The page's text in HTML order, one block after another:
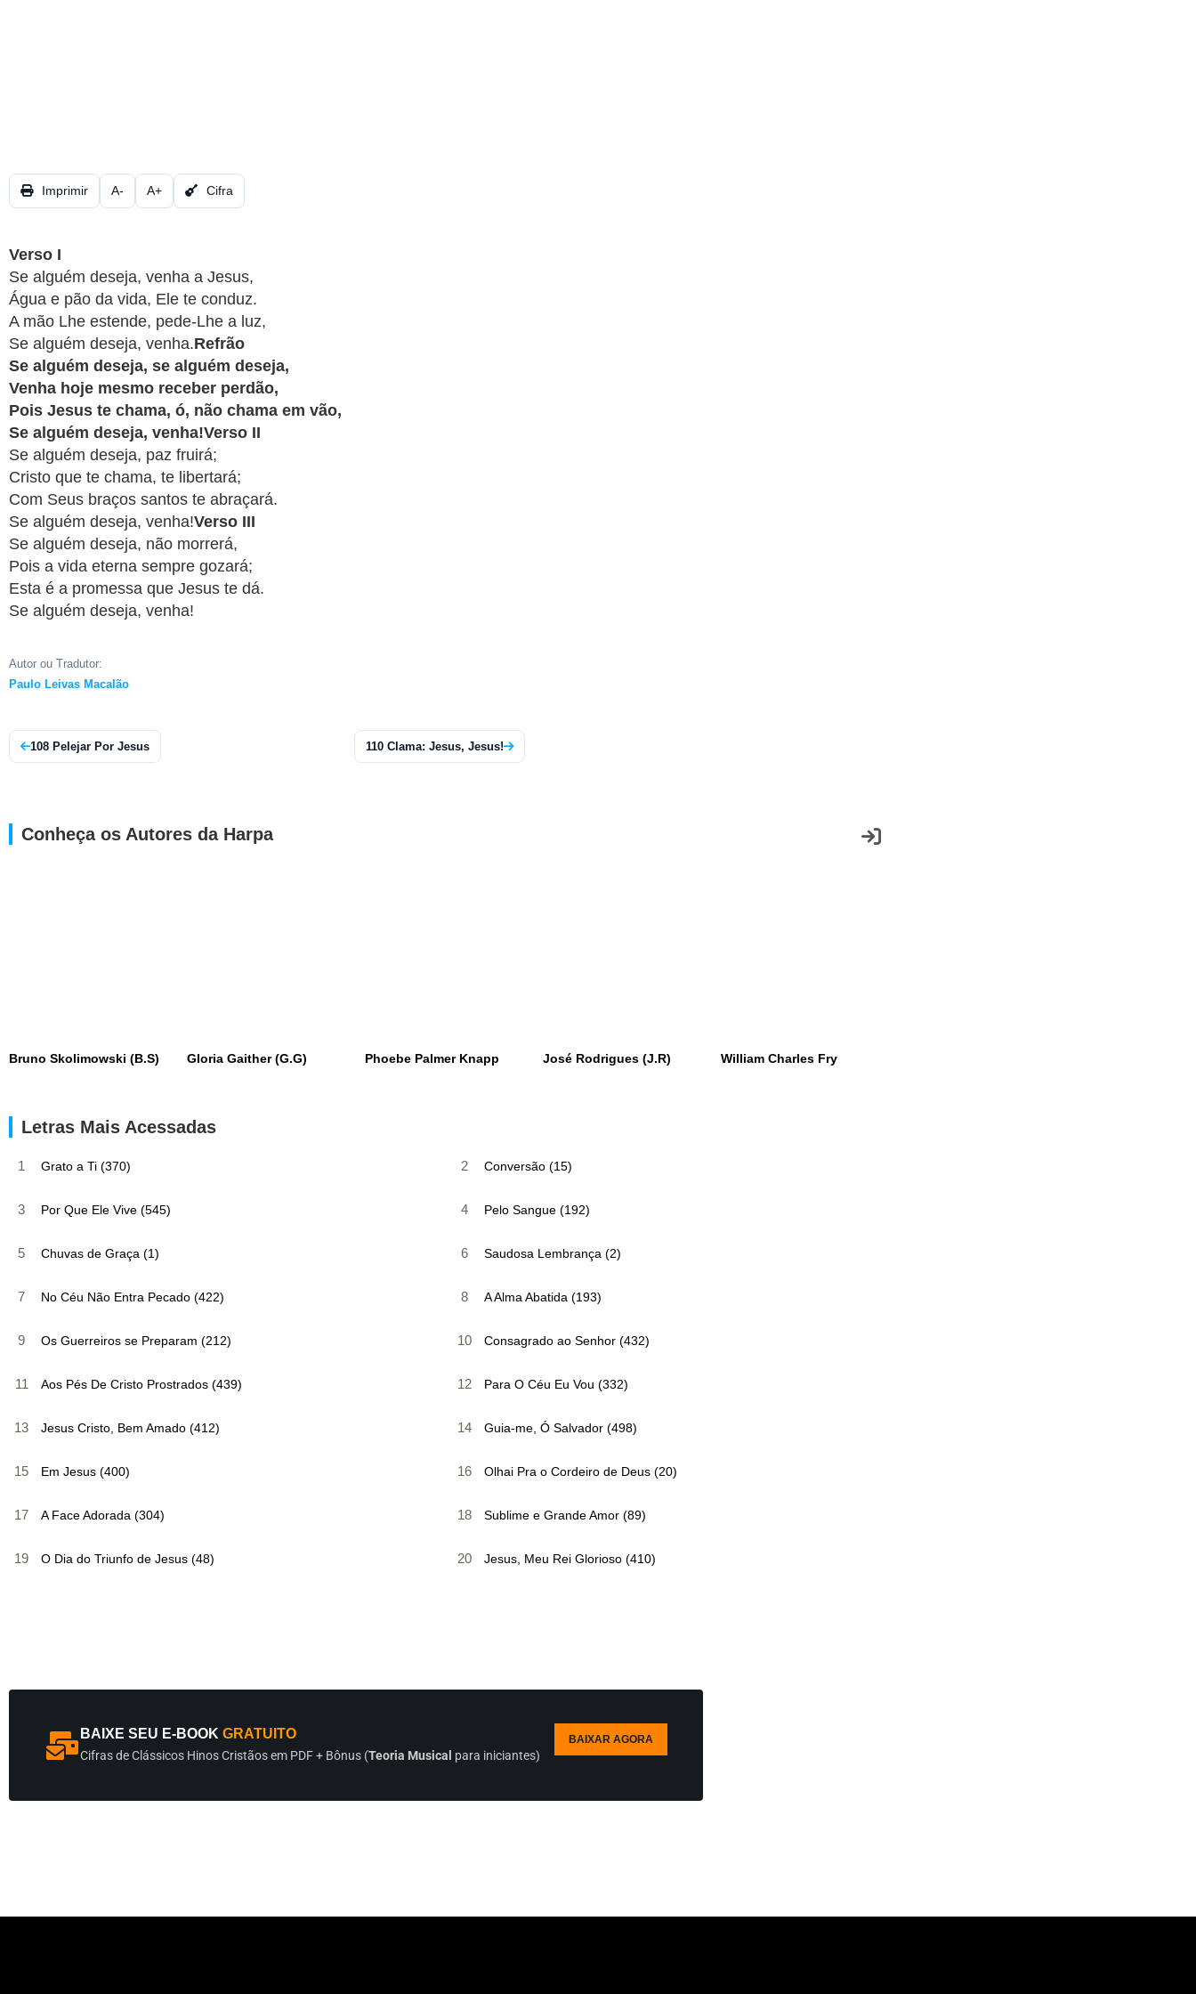
REVIEW
AUTORES
DA
HARPA
LISTAS
APP
WINDOWS
Imprimir A- A+ Cifra
Verso I
Se alguém deseja, venha a Jesus,
Água e pão da vida, Ele te conduz.
A mão Lhe estende, pede-Lhe a luz,
Se alguém deseja, venha.Refrão
Se alguém deseja, se alguém deseja,
Venha hoje mesmo receber perdão,
Pois Jesus te chama, ó, não chama em vão,
Se alguém deseja, venha!Verso II
Se alguém deseja, paz fruirá;
Cristo que te chama, te libertará;
Com Seus braços santos te abraçará.
Se alguém deseja, venha!Verso III
Se alguém deseja, não morrerá,
Pois a vida eterna sempre gozará;
Esta é a promessa que Jesus te dá.
Se alguém deseja, venha!
Autor ou Tradutor:
Paulo Leivas Macalão
108 Pelejar Por Jesus 110 Clama: Jesus, Jesus!
Conheça os Autores da Harpa
Bruno Skolimowski (B.S) Gloria Gaither (G.G) Phoebe Palmer Knapp José Rodrigues (J.R) William Charles Fry
Letras Mais Acessadas
1 Grato a Ti (370) 2 Conversão (15)
3 Por Que Ele Vive (545) 4 Pelo Sangue (192)
5 Chuvas de Graça (1) 6 Saudosa Lembrança (2)
7 No Céu Não Entra Pecado (422) 8 A Alma Abatida (193)
9 Os Guerreiros se Preparam (212) 10 Consagrado ao Senhor (432)
11 Aos Pés De Cristo Prostrados (439) 12 Para O Céu Eu Vou (332)
13 Jesus Cristo, Bem Amado (412) 14 Guia-me, Ó Salvador (498)
15 Em Jesus (400) 16 Olhai Pra o Cordeiro de Deus (20)
17 A Face Adorada (304) 18 Sublime e Grande Amor (89)
19 O Dia do Triunfo de Jesus (48) 20 Jesus, Meu Rei Glorioso (410)
BAIXE SEU E-BOOK GRATUITO
Cifras de Clássicos Hinos Cristãos em PDF + Bônus (Teoria Musical para iniciantes)
BAIXAR AGORA